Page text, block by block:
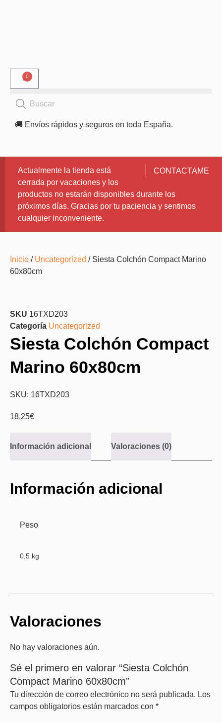
0
🚚 Envíos rápidos y seguros en toda España.
CONTACTAME
Actualmente la tienda está
cerrada por vacaciones y los
productos no estarán disponibles durante los
próximos días. Gracias por tu paciencia y sentimos
cualquier inconveniente.
Inicio / Uncategorized / Siesta Colchón Compact Marino
60x80cm
SKU 16TXD203
Categoría Uncategorized
Siesta Colchón Compact
Marino 60x80cm
SKU: 16TXD203
18,25€
Información adicional Valoraciones (0)
Información adicional
Peso
0,5 kg
Valoraciones
No hay valoraciones aún.
Sé el primero en valorar “Siesta Colchón
Compact Marino 60x80cm”
Tu dirección de correo electrónico no será publicada. Los
campos obligatorios están marcados con *